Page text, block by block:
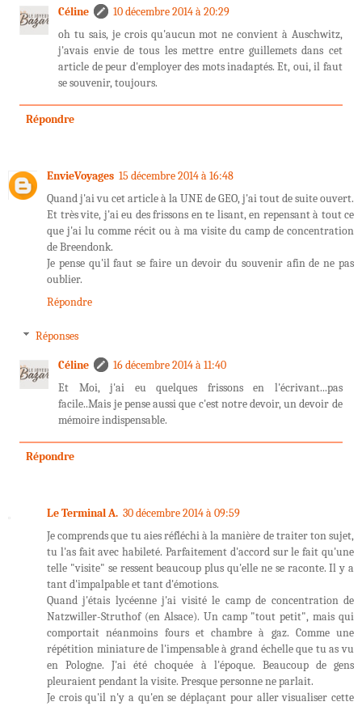
Céline
10 décembre 2014 à 20:29
oh tu sais, je crois qu'aucun mot ne convient à Auschwitz,
j'avais envie de tous les mettre entre guillemets dans cet
article de peur d'employer des mots inadaptés. Et, oui, il faut
se souvenir, toujours.
Répondre
EnvieVoyages 15 décembre 2014 à 16:48
Quand j'ai vu cet article à la UNE de GEO, j'ai tout de suite ouvert.
Et très vite, j'ai eu des frissons en te lisant, en repensant à tout ce
que j'ai lu comme récit ou à ma visite du camp de concentration
de Breendonk.
Je pense qu'il faut se faire un devoir du souvenir afin de ne pas
oublier.
Répondre
Réponses
Céline
16 décembre 2014 à 11:40
Et Moi, j'ai eu quelques frissons en l'écrivant...pas
facile..Mais je pense aussi que c'est notre devoir, un devoir de
mémoire indispensable.
Répondre
Le Terminal A. 30 décembre 2014 à 09:59
Je comprends que tu aies réfléchi à la manière de traiter ton sujet,
tu l'as fait avec habileté. Parfaitement d'accord sur le fait qu'une
telle "visite" se ressent beaucoup plus qu'elle ne se raconte. Il y a
tant d'impalpable et tant d'émotions.
Quand j'étais lycéenne j'ai visité le camp de concentration de
Natzwiller-Struthof (en Alsace). Un camp "tout petit", mais qui
comportait néanmoins fours et chambre à gaz. Comme une
répétition miniature de l'impensable à grand échelle que tu as vu
en Pologne. J'ai été choquée à l'époque. Beaucoup de gens
pleuraient pendant la visite. Presque personne ne parlait.
Je crois qu'il n'y a qu'en se déplaçant pour aller visualiser cette